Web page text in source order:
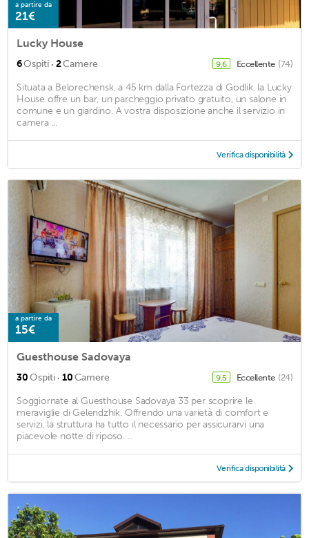
a partire da
21€
Lucky House
6Ospiti · 2Camere 9,6 Eccellente (74)
Situata a Belorechensk, a 45 km dalla Fortezza di Godlik, la Lucky
House offre un bar, un parcheggio privato gratuito, un salone in
comune e un giardino. A vostra disposizione anche il servizio in
camera ...
Verifica disponibilità
a partire da
15€
Guesthouse Sadovaya
30Ospiti · 10Camere 9,5 Eccellente (24)
Soggiornate al Guesthouse Sadovaya 33 per scoprire le
meraviglie di Gelendzhik. Offrendo una varietà di comfort e
servizi, la struttura ha tutto il necessario per assicurarvi una
piacevole notte di riposo. ...
Verifica disponibilità